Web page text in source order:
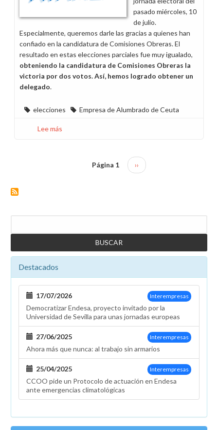
pasado miércoles, 10
de julio.
Especialmente, queremos darle las gracias a quienes han
confiado en la candidatura de Comisiones Obreras. El
resultado en estas elecciones parciales fue muy igualado,
obteniendo la candidatura de Comisiones Obreras la
victoria por dos votos. Así, hemos logrado obtener un
delegado.
elecciones Empresa de Alumbrado de Ceuta
Lee más
Empresa
Alumbrado
Ceuta
Página 1
Siguiente
página
››
Destacados
Interempresas
17/07/2026
Democratizar Endesa, proyecto invitado por la
Universidad de Sevilla para unas jornadas europeas
Interempresas
27/06/2025
Ahora más que nunca: al trabajo sin armarios
Interempresas
25/04/2025
CCOO pide un Protocolo de actuación en Endesa
ante emergencias climatológicas